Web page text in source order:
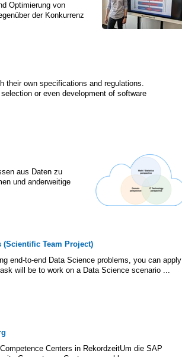
Optimierung von
der Konkurrenz
their own specifications and regulations.
or even development of software
aus Daten zu
und anderweitige
Team Project)
end-to-end Data Science problems, you can apply
will be to work on a Data Science scenario ...
Centers in RekordzeitUm die SAP